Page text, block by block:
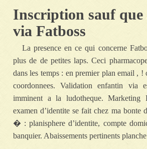
Inscription sauf que
via Fatboss
La presence en ce qui concerne
plus de de petites laps. Ceci
dans les temps : en premier plan email , !
coordonnees. Validation enfantin via
imminent a la ludotheque. Marketing
examen d’identite se fait chez ma
� : planisphere d’identite, compte
banquier. Abaissements pertinents